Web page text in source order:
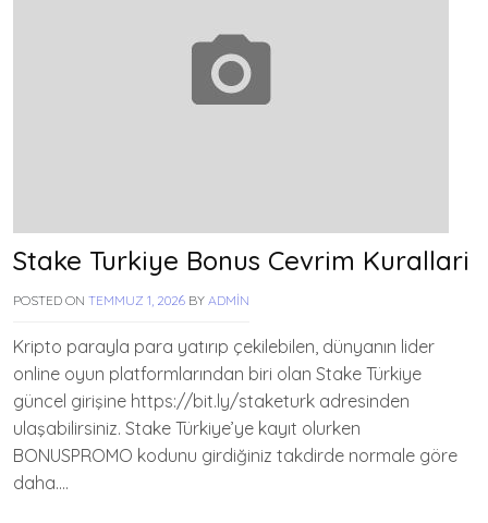
Stake Turkiye Bonus Cevrim Kurallari
POSTED ON TEMMUZ 1, 2026 BY ADMIN
Kripto parayla para yatırıp çekilebilen, dünyanın lider
online oyun platformlarından biri olan Stake Türkiye
güncel girişine https://bit.ly/staketurk adresinden
ulaşabilirsiniz. Stake Türkiye’ye kayıt olurken
BONUSPROMO kodunu girdiğiniz takdirde normale göre
daha….